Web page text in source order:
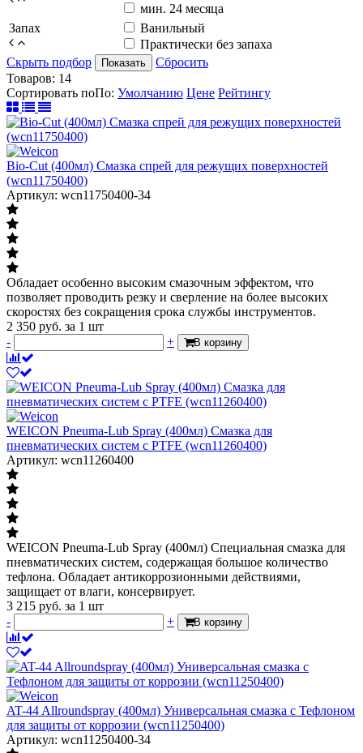
мин. 24 месяца
Запах
Ванильный
Практически без запаха
Скрыть подбор
Показать
Сбросить
Товаров: 14
Сортировать поПо: Умолчанию Цене Рейтингу
Bio-Cut (400мл) Cмазка спрей для режущих поверхностей
(wcn11750400)
Артикул: wcn11750400-34
Обладает особенно высоким смазочным эффектом, что
позволяет проводить резку и сверление на более высоких
скоростях без сокращения срока службы инструментов.
2 350 руб. за 1 шт
-
+ В корзину
WEICON Pneuma-Lub Spray (400мл) Смазка для
пневматических систем с PTFE (wcn11260400)
Артикул: wcn11260400
WEICON Pneuma-Lub Spray (400мл) Специальная смазка для
пневматических систем, содержащая большое количество
тефлона. Обладает антикоррозионными действиями,
защищает от влаги, консервирует.
3 215 руб. за 1 шт
-
+ В корзину
AT-44 Allroundspray (400мл) Универсальная смазка с Тефлоном
для защиты от коррозии (wcn11250400)
Артикул: wcn11250400-34